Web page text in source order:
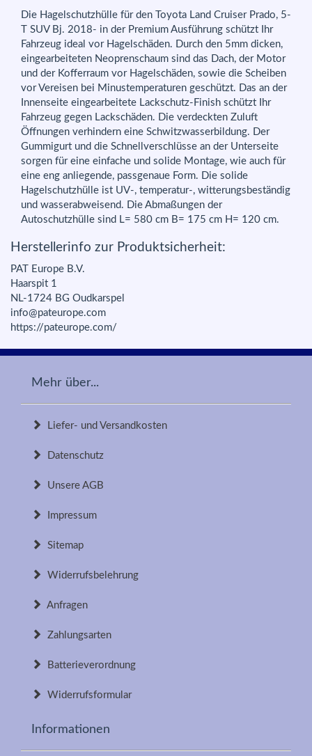
Die Hagelschutzhülle für den Toyota Land Cruiser Prado, 5-
T SUV Bj. 2018- in der Premium Ausführung schützt Ihr
Fahrzeug ideal vor Hagelschäden. Durch den 5mm dicken,
eingearbeiteten Neoprenschaum sind das Dach, der Motor
und der Kofferraum vor Hagelschäden, sowie die Scheiben
vor Vereisen bei Minustemperaturen geschützt. Das an der
Innenseite eingearbeitete Lackschutz-Finish schützt Ihr
Fahrzeug gegen Lackschäden. Die verdeckten Zuluft
Öffnungen verhindern eine Schwitzwasserbildung. Der
Gummigurt und die Schnellverschlüsse an der Unterseite
sorgen für eine einfache und solide Montage, wie auch für
eine eng anliegende, passgenaue Form. Die solide
Hagelschutzhülle ist UV-, temperatur-, witterungsbeständig
und wasserabweisend. Die Abmaßungen der
Autoschutzhülle sind L= 580 cm B= 175 cm H= 120 cm.
Herstellerinfo zur Produktsicherheit:
PAT Europe B.V.
Haarspit 1
NL-1724 BG Oudkarspel
info@pateurope.com
https://pateurope.com/
Mehr über...
Liefer- und Versandkosten
Datenschutz
Unsere AGB
Impressum
Sitemap
Widerrufsbelehrung
Anfragen
Zahlungsarten
Batterieverordnung
Widerrufsformular
Informationen